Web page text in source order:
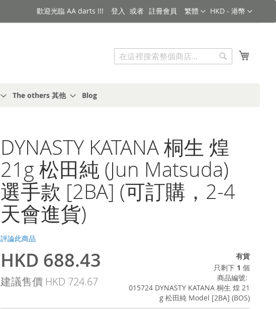
金額
HKD - 港幣
語言
繁體
歡迎光臨 AA darts !!! 登入 註冊會員
搜索
The others 其他 Blog
DYNASTY KATANA 桐生 煌
21g 松田純 (Jun Matsuda)
選手款 [2BA] (可訂購，2-4
天會進貨)
評論此商品
特
殊
價
HKD 688.43
建議售價 HKD 724.67
有貨
只剩下 1 個
商品編號
015724 DYNASTY KATANA 桐生 煌 21
g 松田純 Model [2BA] (BOS)